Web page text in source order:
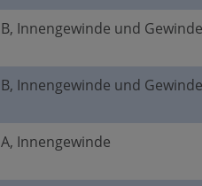
B, Innengewinde und
B, Innengewinde und
A, Innengewinde